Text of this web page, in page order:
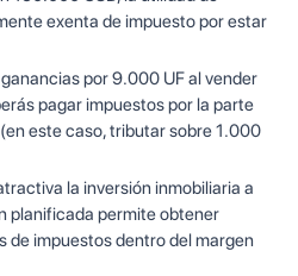
exenta de impuesto por estar
por 9.000 UF al vender
pagar impuestos por la parte
este caso, tributar sobre 1.000
la inversión inmobiliaria a
planificada permite obtener
de impuestos dentro del margen